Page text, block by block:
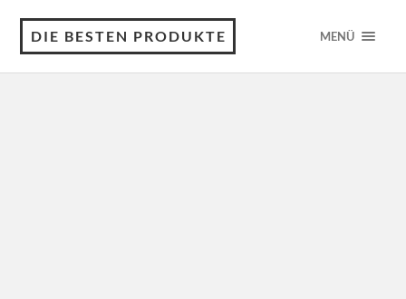
DIE BESTEN PRODUKTE MENÜ